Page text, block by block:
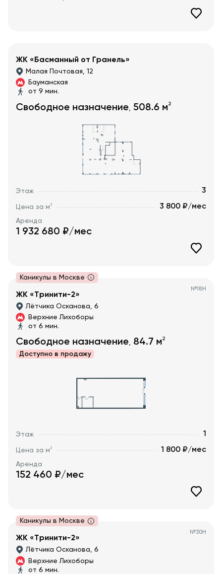
ЖК «Басманный от Гранель»
Малая Почтовая, 12
Бауманская
от 9 мин.
Свободное назначение 508.6 м2
Этаж 3
Цена за м2 3 800 ₽/мес
Аренда
1 932 680 ₽/мес
Каникулы в Москве
№18Н
ЖК «Тринити-2»
Лётчика Осканова, 6
Верхние Лихоборы
от 6 мин.
Свободное назначение, 84.7 м2
Доступно в продажу
Этаж 1
Цена за м2 1 800 ₽/мес
Аренда
152 460 ₽/мес
Каникулы в Москве
№30Н
ЖК «Тринити-2»
Лётчика Осканова, 6
Верхние Лихоборы
от 6 мин.